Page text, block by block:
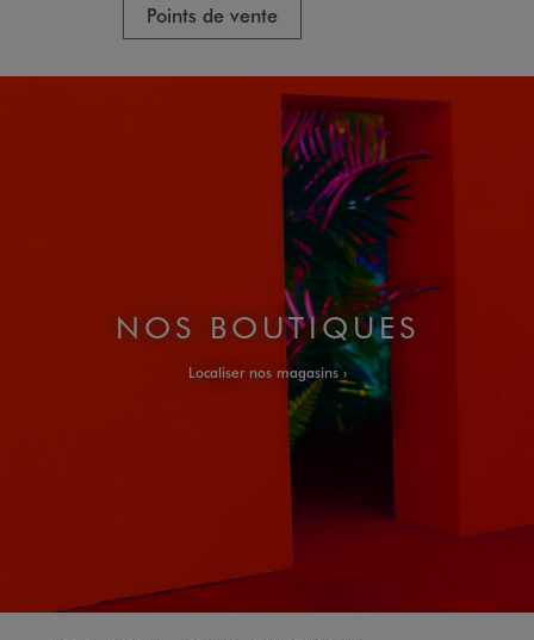
Points de vente
NOS BOUTIQUES
Localiser nos magasins